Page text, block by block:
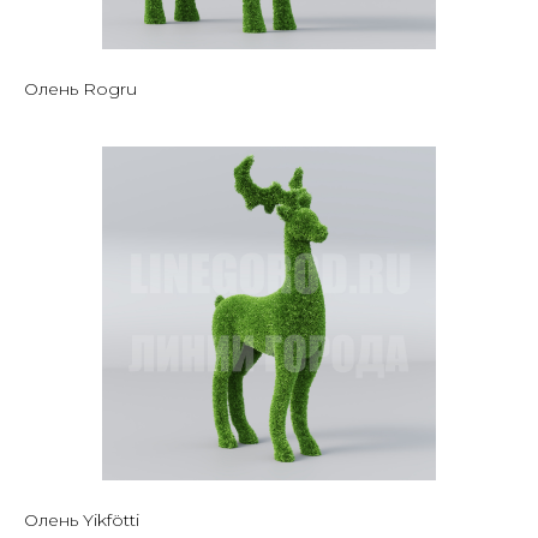
Олень Rogru
Олень Yikfötti